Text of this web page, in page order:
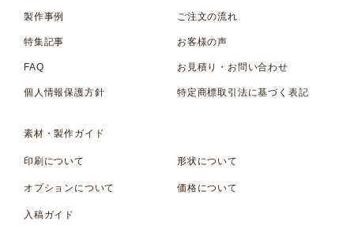
製作事例 ご注文の流れ
特集記事 お客様の声
FAQ お見積り・お問い合わせ
個人情報保護方針 特定商標取引法に基づく表記
素材・製作ガイド
印刷について 形状について
オプションについて 価格について
入稿ガイド